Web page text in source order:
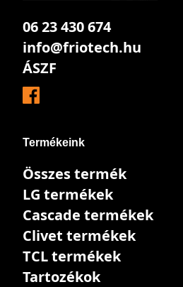
06 23 430 674
info@friotech.hu
ÁSZF
Termékeink
Összes termék
LG termékek
Cascade termékek
Clivet termékek
TCL termékek
Tartozékok